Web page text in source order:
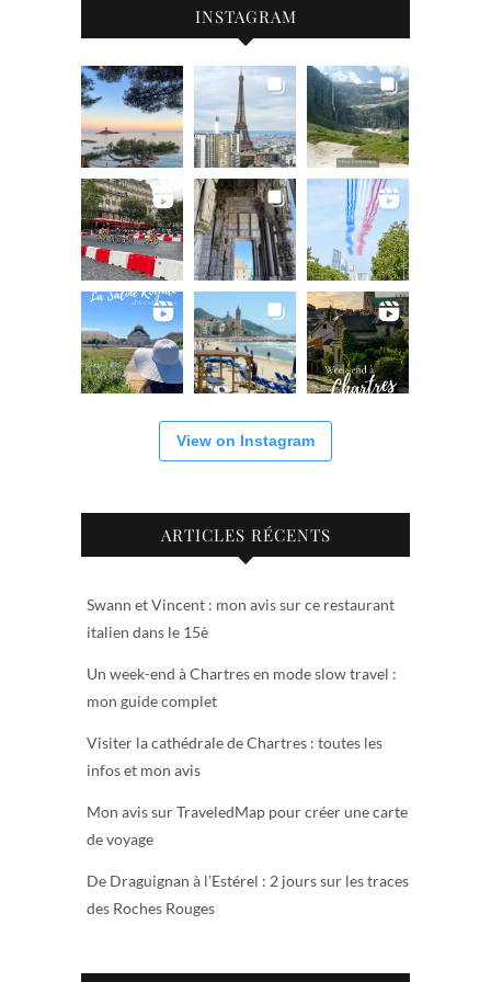
INSTAGRAM
View on Instagram
ARTICLES RÉCENTS
Swann et Vincent : mon avis sur ce restaurant
italien dans le 15è
Un week-end à Chartres en mode slow travel :
mon guide complet
Visiter la cathédrale de Chartres : toutes les
infos et mon avis
Mon avis sur TraveledMap pour créer une carte
de voyage
De Draguignan à l’Estérel : 2 jours sur les traces
des Roches Rouges